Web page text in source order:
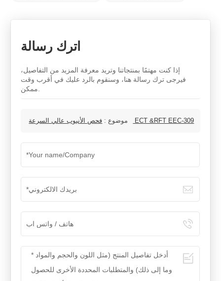
اترك رسالة
إذا كنت مهتمًا بمنتجاتنا وتريد معرفة المزيد من التفاصيل،
فيرجى ترك رسالة هنا، وسنقوم بالرد عليك في أقرب وقت
موضوع : فحص الأنبوب عالي السرعة ECT &RFT EEC-309